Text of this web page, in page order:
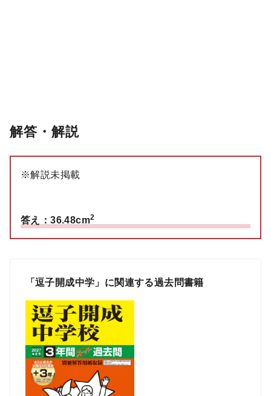
解答・解説
※解説未掲載
答え：36.48cm2
「逗子開成中学」に関連する過去問書籍